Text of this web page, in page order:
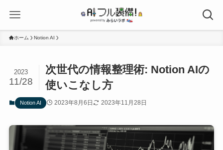
ホーム Notion AI
次世代の情報整理術: Notion AIの
使いこなし方
2023
11/28
Notion AI 2023年8月6日 2023年11月28日